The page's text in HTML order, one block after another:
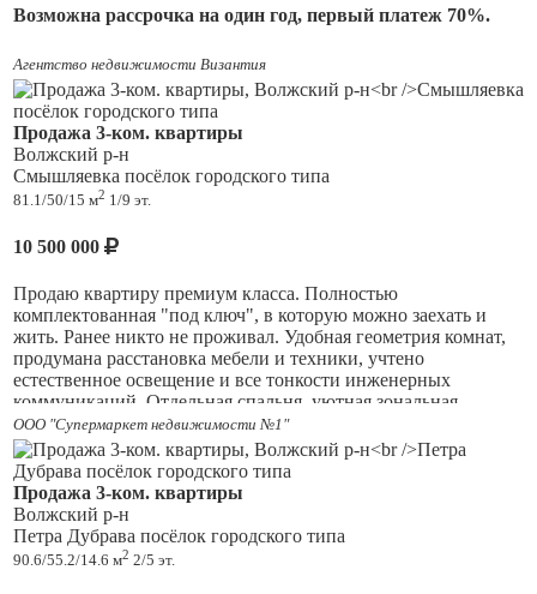
В доме центральное отопление. Во дворе предусмотрена
В посёлке развитая инфраструктура, в шаговой доступности
школа, детский сад, сбер банк, поликлиника, магазины, около
дома детская и спортивная площадки, стадион, ледовый
каток. Квартира может быть приобретена в ипотеку, с
использованием материнского капитала. Объект в
собственности более трёх лет (в договоре вся сумма!). Эта
квартира — отличный выбор для тех, кто ценит комфорт,
замечательной квартиры!
Возможна рассрочка на один год, первый платеж 70%.
ЖК Земляничный. Волжский р-он, пгт. Петра Дубрава,
ул.Строителей д.5
Продаётся 3-ком. кв. улучшенной планировки на 5 этаже
5 этажного кирпичного дома.
ДОМ СДАН, ЗАСЕЛЕН.
Квартира продается как готовое жилье, с выпиской ЕГРН.
Отличная планировка с квадратной кухней 15 кв.м. с
Комнаты 20,3 + 19,4 + 13,4 (с выходом на балкон) кв.м.
Сан узел раздельный.
Дом высокой степени энергоэффективности класса В.
Установлена противопожарная входная дверь.
Просторные лестничные пролеты.
Дома располагаются в спокойном месте.
Парковочные места по периметру дома.
Агентство недвижимости Византия
Продажа 3-ком. квартиры
Волжский р-н
Смышляевка посёлок городского типа
81.1/50/15 м2 1/9 эт.
10 500 000
Продаю квартиру премиум класса. Полностью
комплектованная "под ключ", в которую можно заехать и
жить. Ранее никто не проживал. Удобная геометрия комнат,
продумана расстановка мебели и техники, учтено
естественное освещение и все тонкости инженерных
коммуникаций. Отдельная спальня, уютная зональная
детская, комфортная гостиная, многофункциональная кухня.
С качественной мебелью Икея, электротоварами, предметами
декора, бытовой техникой и т.д. Никто не прописан. Без
обременений. Несколько собственников. Нотариальная
сделка. Звоните, договоримся.
ООО "Супермаркет недвижимости №1"
Продажа 3-ком. квартиры
Волжский р-н
Петра Дубрава посёлок городского типа
90.6/55.2/14.6 м2 2/5 эт.